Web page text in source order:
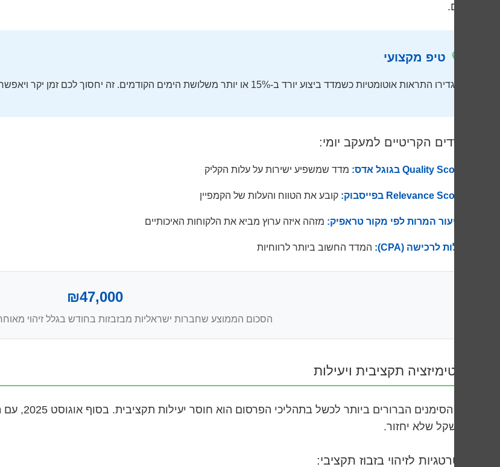
שונים.
טיפ מקצועי
הגדירו התראות אוטומטיות כשמדד ביצוע יורד ב-15% או יותר משלושת הימים הקודמים. זה יחסוך לכם זמן יקר ויאפשר תגובה מהירה.
המדדים הקריטיים למעקב יומי:
Quality Score בגוגל אדס: מדד שמשפיע ישירות על עלות הקליק
Relevance Score בפייסבוק: קובע את הטווח והעלות של הקמפיין
שיעור המרות לפי מקור טראפיק: מזהה איזה ערוץ מביא את הלקוחות האיכותיים
עלות לרכישה (CPA): המדד החשוב ביותר לרווחיות
₪47,000
הסכום הממוצע שחברות ישראליות מבזבזות בחודש בגלל זיהוי
אופטימיזציה תקציבית ויעילות
אחד
הוא שקל שלא יחזור.
אסטרטגיות לזיהוי בזבוז תקציבי: